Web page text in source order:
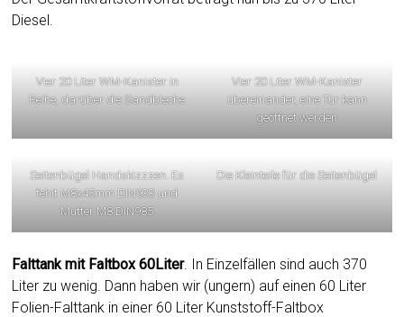
Diesel.
Vier 20 Liter WM-Kanister in
Reihe, darüber die Sandbleche
Vier 20 Liter WM-Kanister
übereinander, eine Tür kann
geöffnet werden
Seitenbügel Handskizzzen. Es
fehlt M8x45mm DIN933 und
Mutter M8 DIN985
Die Kleinteile für die Seitenbügel
Falttank mit Faltbox 60Liter. In Einzelfällen sind auch 370
Liter zu wenig. Dann haben wir (ungern) auf einen 60 Liter
Folien-Falttank in einer 60 Liter Kunststoff-Faltbox